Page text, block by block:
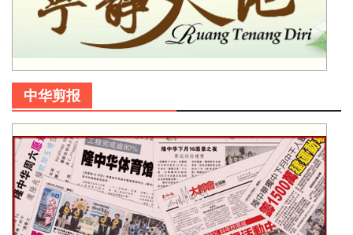
中华剪报